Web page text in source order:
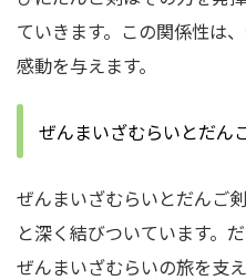
ていきます。 この関係性は
感動を与えます。
ぜんまいざむらいとだん
ぜんまいざむらいとだんご
と深く結びついています。
ぜんまいざむらいの旅を支